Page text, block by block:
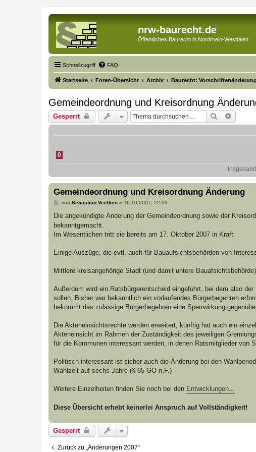
nrw-baurecht.de
Öffentliches Baurecht in Nordrhein-Westfalen
Schnellzugriff FAQ
Startseite Foren-Übersicht Archiv Baurecht:
Gemeindeordnung und Kreisordnung
Gesperrt Suche
0
Gemeindeordnung und Kreisordnung Änderung
B
i
r
a
g
von Sebastian Veelken» 16.10.2007, 22:09
Die angekündigte Änderung der Gemeindeordnung sowie der
bekanntgemacht.
Im Wesentlichen tritt sie bereits am 17. Oktober 2007 in Kraft.
Einige Auszüge, die evtl. auch für Bauaufsichtsbehörden von
Mittlere kreisangehörige Stadt (und damit untere
Außerdem wird ein Ratsbürgerentscheid eingeführt, bei dem also
sollen. Bisher war bekanntlich ein vorlaufendes Bürgerbegehren
bekommt das zulässige Bürgerbegehren eine Sperrwirkung
Die Akteneinsichtsrechte werden erweitert, künftig hat auch ein
Akteneinsicht im Rahmen der Zuständigkeit des jeweiligen
für die Kommunen interessant werden, in denen Ratsmitglieder von
Politisch interessant ist sicher auch die Änderung bei den
Wahlzeit auf sechs Jahre (§ 65 GO n.F.)
Weitere Einzelheiten finden Sie noch bei den Entwicklungen...
Diese Übersicht erhebt keinerlei Anspruch auf Vollständigkeit!
Gesperrt
Zurück zu „Änderungen 2007“